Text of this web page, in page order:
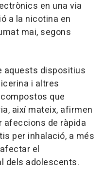
en una via
a la nicotina en
mai, segons
aquests dispositius
i altres
que
així mateix, afirmen
afeccions de ràpida
per inhalació, a més
el
dels adolescents.